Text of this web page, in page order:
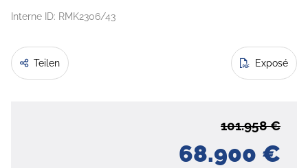
Interne ID: RMK2306/43
Teilen Exposé
68.900 €
101.958 €